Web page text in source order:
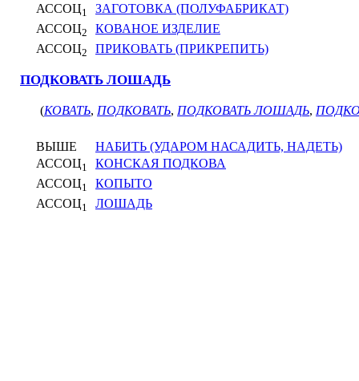
АССОЦ1
ЗАГОТОВКА (ПОЛУФАБРИКАТ)
АССОЦ2
КОВАНОЕ ИЗДЕЛИЕ
АССОЦ2 ПРИКОВАТЬ (ПРИКРЕПИТЬ)
ПОДКОВАТЬ ЛОШАДЬ
(КОВАТЬ, ПОДКОВАТЬ, ПОДКОВАТЬ ЛОШАДЬ,
ВЫШЕ
НАБИТЬ (УДАРОМ НАСАДИТЬ, НАДЕТЬ)
АССОЦ1
КОНСКАЯ ПОДКОВА
АССОЦ1
КОПЫТО
АССОЦ1 ЛОШАДЬ